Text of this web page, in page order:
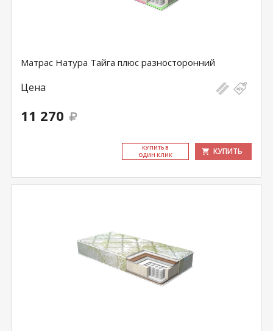
Матрас Натура Тайга плюс разносторонний
Цена
11 270
КУ­ПИТЬ В
ОДИН КЛИК
КУПИТЬ